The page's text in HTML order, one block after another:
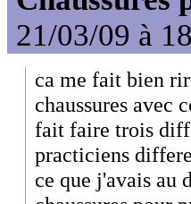
21/03/09 à
ca me fait bien
chaussures avec
fait faire trois
practiciens
ce que j'avais au